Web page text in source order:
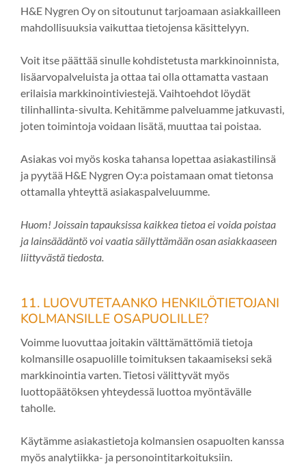
H&E Nygren Oy on sitoutunut tarjoamaan asiakkailleen
mahdollisuuksia vaikuttaa tietojensa käsittelyyn.
Voit itse päättää sinulle kohdistetusta markkinoinnista,
lisäarvopalveluista ja ottaa tai olla ottamatta vastaan
erilaisia markkinointiviestejä. Vaihtoehdot löydät
tilinhallinta-sivulta. Kehitämme palveluamme jatkuvasti,
joten toimintoja voidaan lisätä, muuttaa tai poistaa.
Asiakas voi myös koska tahansa lopettaa asiakastilinsä
ja pyytää H&E Nygren Oy:a poistamaan omat tietonsa
ottamalla yhteyttä asiakaspalveluumme.
Huom! Joissain tapauksissa kaikkea tietoa ei voida poistaa
ja lainsäädäntö voi vaatia säilyttämään osan asiakkaaseen
liittyvästä tiedosta.
11. LUOVUTETAANKO HENKILÖTIETOJANI
KOLMANSILLE OSAPUOLILLE?
Voimme luovuttaa joitakin välttämättömiä tietoja
kolmansille osapuolille toimituksen takaamiseksi sekä
markkinointia varten. Tietosi välittyvät myös
luottopäätöksen yhteydessä luottoa myöntävälle
taholle.
Käytämme asiakastietoja kolmansien osapuolten kanssa
myös analytiikka- ja personointitarkoituksiin.